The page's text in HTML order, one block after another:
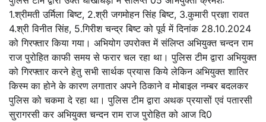
1.श्रीमती उर्मिला बिष्ट, 2.श्री जगमोहन सिंह बिष्ट, 3.कुमारी प्रज्ञा रावत
4.श्री विनीत सिंह, 5.गिरीश चन्द्र बिष्ट को पूर्व में दिनांक 28.10.2024
को गिरफ्तार किया गया। अभियोग उपरोक्त में संलिप्त अभियुक्त चन्दन राम
राज पुरोहित काफी समय से फरार चल रहा था। पुलिस टीम द्वारा अभियुक्त
को गिरफ्तार करने हेतु सभी सार्थक प्रयास किये लेकिन अभियुक्त शातिर
किस्म का होने के कारण लगातार अपने ठिकाने व मोबाइल नम्बर बदलकर
पुलिस को चकमा दे रहा था। पुलिस टीम द्वारा अथक प्रयासों एवं पतारसी
सुरागरसी कर अभियुक्त चन्दन राम राज पुरोहित को आज दि0